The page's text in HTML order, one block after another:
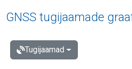
GNSS tugijaamade
Tugijaamad